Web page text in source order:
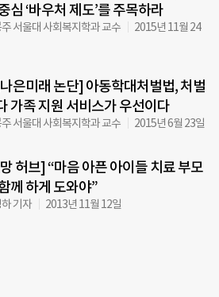
심 ‘바우처 제도’를 주목하라
서울대 사회복지학과 교수
2015년 11월 24
은미래 논단] 아동학대처벌법, 처벌
가족 지원 서비스가 우선이다
서울대 사회복지학과 교수 2015년 6월 23일
허브] “마음 아픈 아이들 치료 부모
께 하게 도와야”
기자 2013년 11월 12일